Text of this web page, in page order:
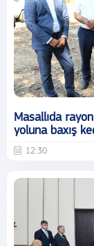
Masallıda
yoluna baxış
12:30